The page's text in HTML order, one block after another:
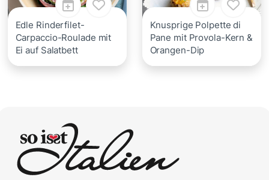
Edle Rinderfilet-
Carpaccio-Roulade mit
Ei auf Salatbett
Knusprige Polpette di
Pane mit Provola-Kern &
Orangen-Dip